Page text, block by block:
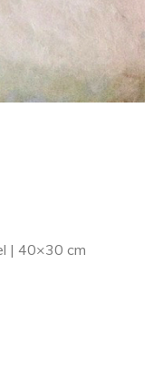
| 40×30 cm